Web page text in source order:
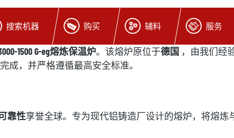
搜索机器 购买 辅料 服务
1500 G-eg熔炼保温炉。该熔炉原位于德国 ，由我们经
成，并严格遵循最高安全标准。
靠性享誉全球。专为现代铝铸造厂设计的熔炉，将熔